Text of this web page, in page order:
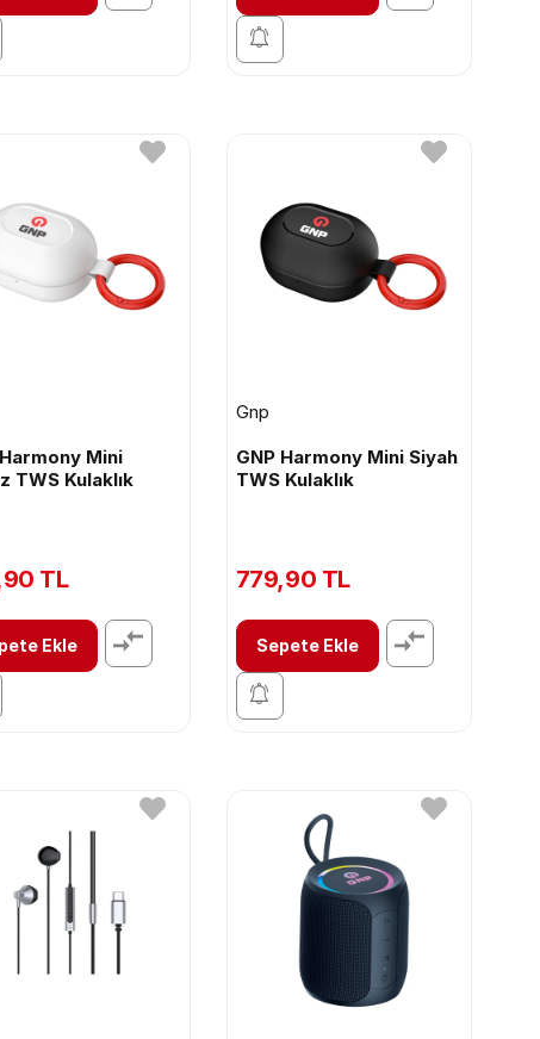
Mini
TWS Kulaklık
TL
Ekle
Gnp
GNP Harmony Mini Siyah
TWS Kulaklık
779,90 TL
Sepete Ekle